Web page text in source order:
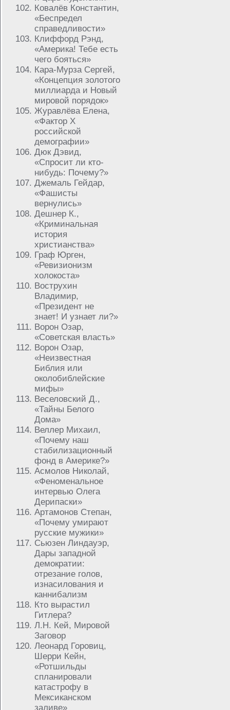
Ковалёв Константин,
«Беспредел
справедливости»
Клиффорд Рэнд,
«Америка! Тебе есть
чего бояться»
Кара-Мурза Сергей,
«Концепция золотого
миллиарда и Новый
мировой порядок»
Журавлёва Елена,
«Фактор Х
российской
демографии»
Дюк Дэвид,
«Спросит ли кто-
нибудь: Почему?»
Джемаль Гейдар,
«Фашисты
вернулись»
Дешнер К.,
«Криминальная
история
христианства»
Граф Юрген,
«Ревизионизм
холокоста»
Вострухин
Владимир,
«Президент не
знает! И узнает ли?»
Ворон Озар,
«Советская власть»
Ворон Озар,
«Неизвестная
Библия или
околобиблейские
мифы»
Веселовский Д.,
«Тайны Белого
Дома»
Веллер Михаил,
«Почему наш
стабилизационный
фонд в Америке?»
Асмолов Николай,
«Феноменальное
интервью Олега
Дерипаски»
Артамонов Степан,
«Почему умирают
русские мужики»
Сьюзен Линдауэр,
Дары западной
демократии:
отрезание голов,
изнасилования и
каннибализм
Кто вырастил
Гитлера?
Л.Н. Кей, Мировой
Заговор
Леонард Горовиц,
Шерри Кейн,
«Ротшильды
спланировали
катастрофу в
Мексиканском
заливе»